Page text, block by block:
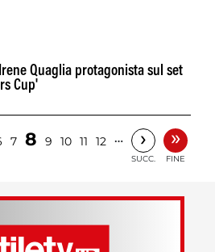
Quaglia protagonista sul set
Cup'
7 8 9 10 11 12 … ›
SUCC.
»
FINE